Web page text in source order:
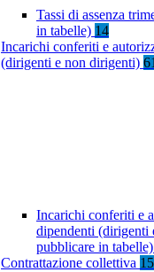
Tassi di assenza
in tabelle) 14
Incarichi conferiti e
(dirigenti e non dirigenti) 61
Incarichi conferiti e
dipendenti (dirigenti
pubblicare in tabelle)
Contrattazione collettiva 15